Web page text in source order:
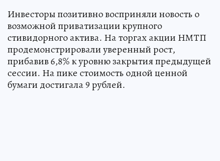
Инвесторы позитивно восприняли новость о
возможной приватизации крупного
стивидорного актива. На торгах акции НМТП
продемонстрировали уверенный рост,
прибавив 6,8% к уровню закрытия предыдущей
сессии. На пике стоимость одной ценной
бумаги достигала 9 рублей.